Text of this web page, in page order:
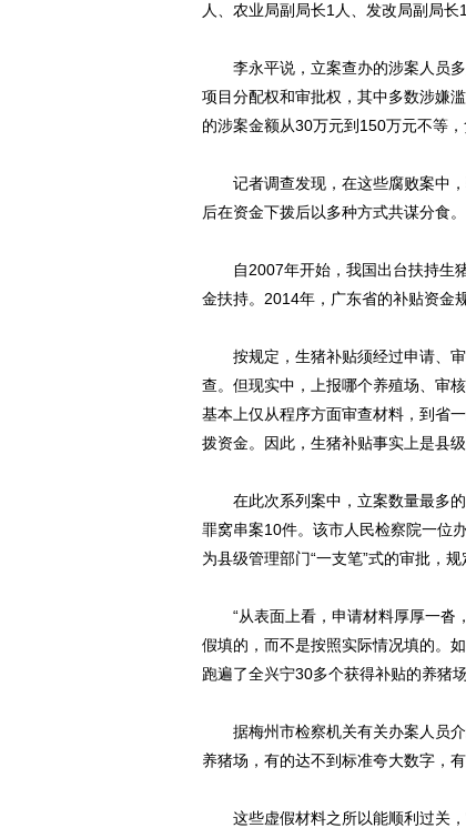
人、农业局副局长1人、发改局副局长
李永平说，立案查办的涉案人员多
项目分配权和审批权，其中多数涉嫌
的涉案金额从30万元到150万元不等
记者调查发现，在这些腐败案中，
后在资金下拨后以多种方式共谋分食。
自2007年开始，我国出台扶持生猪
金扶持。2014年，广东省的补贴资金
按规定，生猪补贴须经过申请、审
查。但现实中，上报哪个养殖场、审
基本上仅从程序方面审查材料，到省
拨资金。因此，生猪补贴事实上是县级
在此次系列案中，立案数量最多的
罪窝串案10件。该市人民检察院一位
为县级管理部门“一支笔”式的审批，规
“从表面上看，申请材料厚厚一沓
假填的，而不是按照实际情况填的。
跑遍了全兴宁30多个获得补贴的养猪
据梅州市检察机关有关办案人员介
养猪场，有的达不到标准夸大数字，
这些虚假材料之所以能顺利过关，